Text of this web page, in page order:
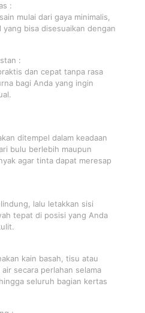
:
mulai dari gaya minimalis,
bisa disesuaikan dengan
:
dan cepat tanpa rasa
bagi Anda yang ingin
ditempel dalam keadaan
bulu berlebih maupun
agar tinta dapat meresap
lalu letakkan sisi
tepat di posisi yang Anda
kain basah, tisu atau
secara perlahan selama
seluruh bagian kertas